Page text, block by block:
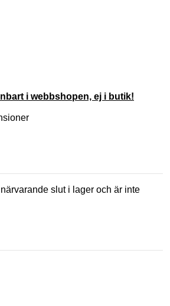
i webbshopen, ej i butik!
slut i lager och är inte